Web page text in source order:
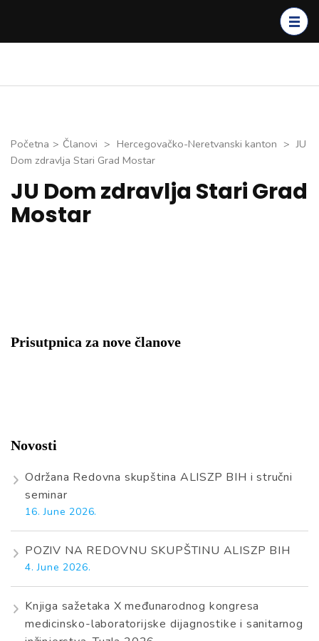
Enter)
Početna > Članovi > Hercegovačko-Neretvanski kanton > JU
Dom zdravlja Stari Grad Mostar
JU Dom zdravlja Stari Grad
Mostar
Prisutpnica za nove članove
Novosti
Održana Redovna skupština ALISZP BIH i stručni
seminar
16. June 2026.
POZIV NA REDOVNU SKUPŠTINU ALISZP BIH
4. June 2026.
Knjiga sažetaka X međunarodnog kongresa
medicinsko-laboratorijske dijagnostike i sanitarnog